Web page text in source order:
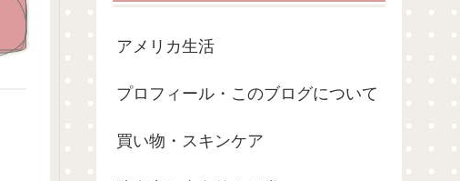
アメリカ生活
プロフィール・このブログについて
買い物・スキンケア